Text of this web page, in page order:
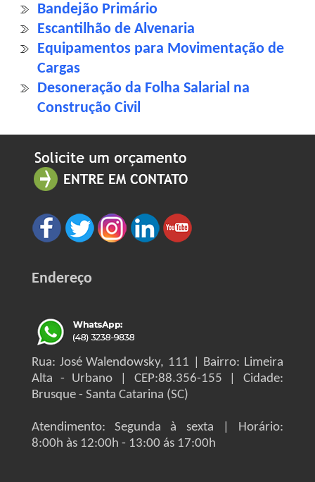
Bandejão Primário
Escantilhão de Alvenaria
Equipamentos para Movimentação de
Cargas
Desoneração da Folha Salarial na
Construção Civil
Endereço
Rua: José Walendowsky, 111 | Bairro: Limeira
Alta - Urbano | CEP:88.356-155 | Cidade:
Brusque - Santa Catarina (SC)
Atendimento: Segunda à sexta | Horário:
8:00h às 12:00h - 13:00 ás 17:00h